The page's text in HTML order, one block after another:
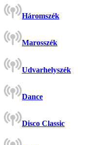
Háromszék
Marosszék
Udvarhelyszék
Dance
Disco Classic